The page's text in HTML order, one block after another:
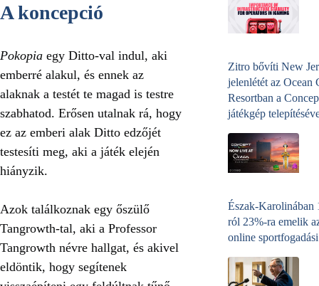
A koncepció
Pokopia egy Ditto-val indul, aki
emberré alakul, és ennek az
alaknak a testét te magad is testre
szabhatod. Erősen utalnak rá, hogy
ez az emberi alak Ditto edzőjét
testesíti meg, aki a játék elején
hiányzik.
Azok találkoznak egy őszülő
Tangrowth-tal, aki a Professor
Tangrowth névre hallgat, és akivel
eldöntik, hogy segítenek
Zitro bővíti New
jelenlétét az Ocean
Resortban a
játékgép
Észak-Karolinában
ról 23%-ra emelik
online